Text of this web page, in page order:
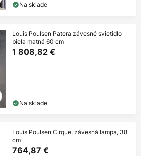
Na sklade
Louis Poulsen Patera závesné svietidlo
biela matná 60 cm
1 808,82 €
Na sklade
Louis Poulsen Cirque, závesná lampa, 38
cm
764,87 €